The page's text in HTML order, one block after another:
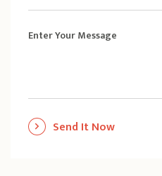
Enter Your Message
Send It Now